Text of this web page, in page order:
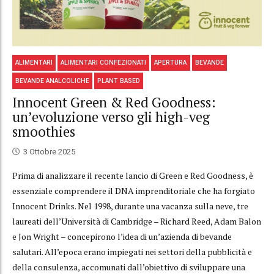
ALIMENTARI ALIMENTARI CONFEZIONATI APERTURA BEVANDE
BEVANDE ANALCOLICHE PLANT BASED
Innocent Green & Red Goodness:
un’evoluzione verso gli high-veg
smoothies
3 Ottobre 2025
Prima di analizzare il recente lancio di Green e Red Goodness, è
essenziale comprendere il DNA imprenditoriale che ha forgiato
Innocent Drinks. Nel 1998, durante una vacanza sulla neve, tre
laureati dell’Università di Cambridge – Richard Reed, Adam Balon
e Jon Wright – concepirono l’idea di un’azienda di bevande
salutari. All’epoca erano impiegati nei settori della pubblicità e
della consulenza, accomunati dall’obiettivo di sviluppare una